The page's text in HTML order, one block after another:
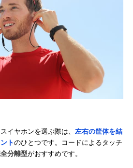
Pro
のデュアルドライ
バー採用
ニー)
WI-
耳の前にスピーカ
ーが浮く、オフイ
ヤーデザイン
リティ
ム GO
オープンイヤーな
がら音もれを抑え
る独自技術を搭載
ネックバンド型
（オープンエア
ー）
Openpiece
ランニング中もズ
ネックバンド型
ウッド
EC25T
ソフトな装着感、
外れにくいイヤー
フック採用
耳掛け型（イン
ーイヤー）
イヤホンを選ぶ際は、 左右の筐体を結
トのひとつです。コードによるタッチ
分離型がおすすめです。